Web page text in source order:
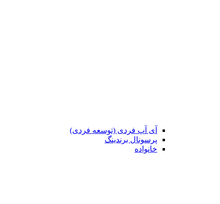
آی آپ فردی (توسعه فردی)
پرسونال برندینگ
خانواده